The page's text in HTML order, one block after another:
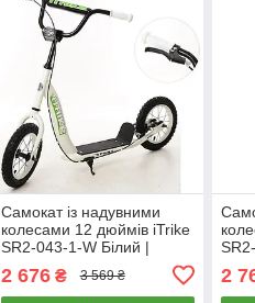
Самокат із надувними
колесами 12 дюймів iTrike
SR2-043-1-W Білий |
2 676₴ 3 569 ₴ 2